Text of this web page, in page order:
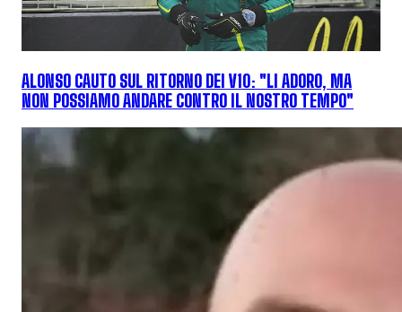
ALONSO CAUTO SUL RITORNO DEI V10: "LI ADORO, MA
NON POSSIAMO ANDARE CONTRO IL NOSTRO TEMPO"